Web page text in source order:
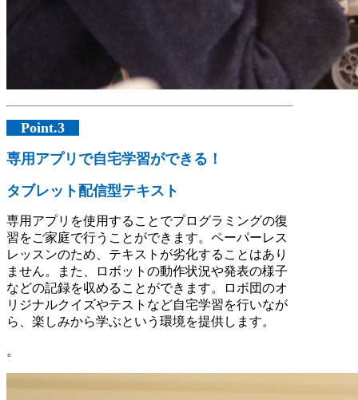
Point.3
専用アプリで自宅学習ができる！
タブレット配信型テキスト
専用アプリを使用することでプログラミングの復
習をご家庭で行うことができます。ペーパーレス
レッスンのため、テキストが劣化することはあり
ません。また、ロボットの動作状況や発表の様子
などの記録を収めることができます。ロボ団のオ
リジナルクイズやテストなど自宅学習を行いなが
ら、楽しみから学ぶという環境を提供します。
。